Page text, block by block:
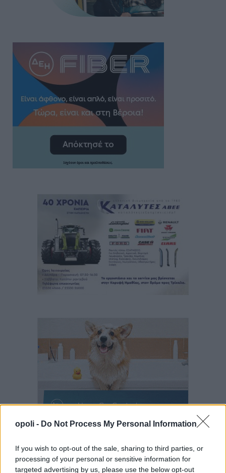
opoli - Do Not Process My Personal Information
If you wish to opt-out of the sale, sharing to third parties, or
processing of your personal or sensitive information for
targeted advertising by us, please use the below opt-out